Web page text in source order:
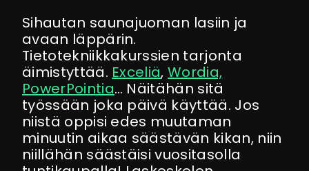
Sihautan saunajuoman lasiin ja
avaan läppärin.
Tietotekniikkakurssien tarjonta
äimistyttää. Exceliä,Wordia,
PowerPointia… Näitähän sitä
työssään joka päivä käyttää. Jos
niistä oppisi edes muutaman
minuutin aikaa säästävän kikan, niin
niillähän säästäisi vuositasolla